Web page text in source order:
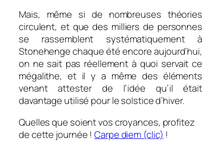
Mais, même si de nombreuses théories
circulent, et que des milliers de personnes
se rassemblent systématiquement à
Stonehenge chaque été encore aujourd’hui,
on ne sait pas réellement à quoi servait ce
mégalithe, et il y a même des éléments
venant attester de l’idée qu’il était
davantage utilisé pour le solstice d’hiver.
Quelles que soient vos croyances, profitez
de cette journée !Carpe diem (clic) !